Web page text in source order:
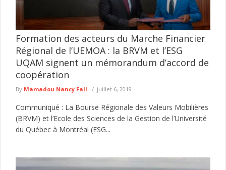
Formation des acteurs du Marche Financier
Régional de l’UEMOA : la BRVM et l’ESG
UQAM signent un mémorandum d’accord de
coopération
By Mamadou Nancy Fall juillet 6, 2019
Communiqué : La Bourse Régionale des Valeurs Mobilières
(BRVM) et l’Ecole des Sciences de la Gestion de l’Université
du Québec à Montréal (ESG...